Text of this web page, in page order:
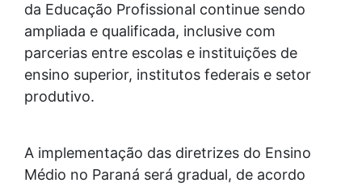
da Educação Profissional continue sendo
ampliada e qualificada, inclusive com
parcerias entre escolas e instituições de
ensino superior, institutos federais e setor
produtivo.
A implementação das diretrizes do Ensino
Médio no Paraná será gradual, de acordo